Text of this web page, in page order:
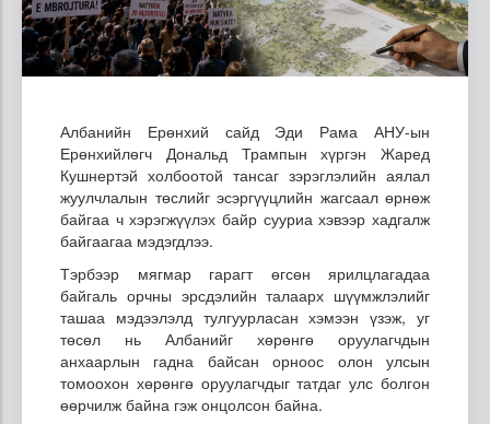
Албанийн Ерөнхий сайд Эди Рама АНУ-ын
Ерөнхийлөгч Дональд Трампын хүргэн Жаред
Кушнертэй холбоотой тансаг зэрэглэлийн аялал
жуулчлалын төслийг эсэргүүцлийн жагсаал өрнөж
байгаа ч хэрэгжүүлэх байр сууриа хэвээр хадгалж
байгаагаа мэдэгдлээ.
Тэрбээр мягмар гарагт өгсөн ярилцлагадаа
байгаль орчны эрсдэлийн талаарх шүүмжлэлийг
ташаа мэдээлэлд тулгуурласан хэмээн үзэж, уг
төсөл нь Албанийг хөрөнгө оруулагчдын
анхаарлын гадна байсан орноос олон улсын
томоохон хөрөнгө оруулагчдыг татдаг улс болгон
өөрчилж байна гэж онцолсон байна.